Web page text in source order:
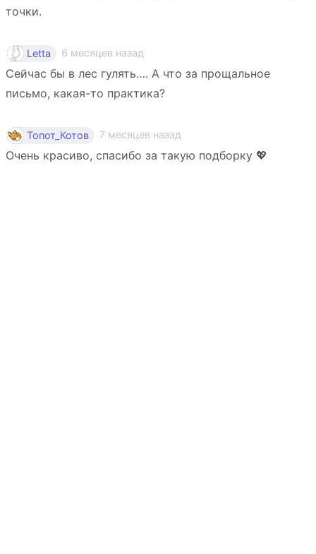
точки.
Letta 6 месяцев назад
Сейчас бы в лес гулять…. А что за прощальное
письмо, какая-то практика?
Топот_Котов 7 месяцев назад
Очень красиво, спасибо за такую подборку 💖